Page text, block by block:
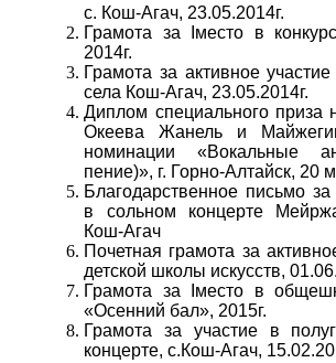
с. Кош-Агач, 23.05.2014г.
Грамота за Iместо в
2014г.
Грамота за активное
села Кош-Агач, 23.05.2014г.
Диплом специального приза
Океева Жанель и
номинации «Вокальные
пение)», г. Горно-Алтайск, 20
Благодарственное письмо за
в сольном концерте
Кош-Агач
Почетная грамота за
детской школы искусств,
Грамота за Iместо в
«Осенний бал», 2015г.
Грамота за участие в
концерте, с.Кош-Агач,